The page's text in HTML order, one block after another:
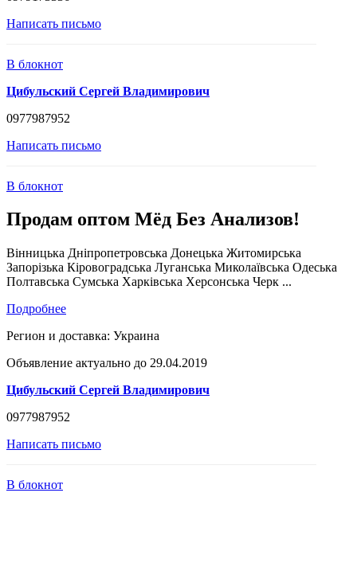
Написать письмо
В блокнот
Цибульский Сергей Владимирович
0977987952
Написать письмо
В блокнот
Продам оптом Мёд Без Анализов!
Вінницька Дніпропетровська Донецька Житомирська
Запорізька Кіровоградська Луганська Миколаївська Одеська
Полтавська Сумська Харківська Херсонська Черк ...
Подробнее
Регион и доставка: Украина
Объявление актуально до 29.04.2019
Цибульский Сергей Владимирович
0977987952
Написать письмо
В блокнот